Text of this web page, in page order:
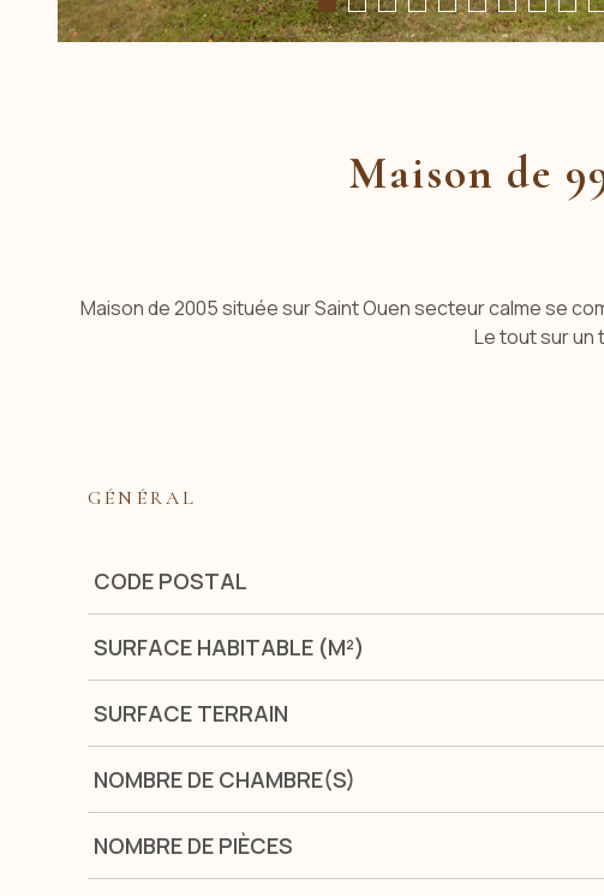
Maison de
Maison de 2005 située sur Saint Ouen secteur calme se
Le tout sur un
GÉNÉRAL
Caractérisque Valeurs
CODE POSTAL
SURFACE HABITABLE (M²)
SURFACE TERRAIN
NOMBRE DE CHAMBRE(S)
NOMBRE DE PIÈCES